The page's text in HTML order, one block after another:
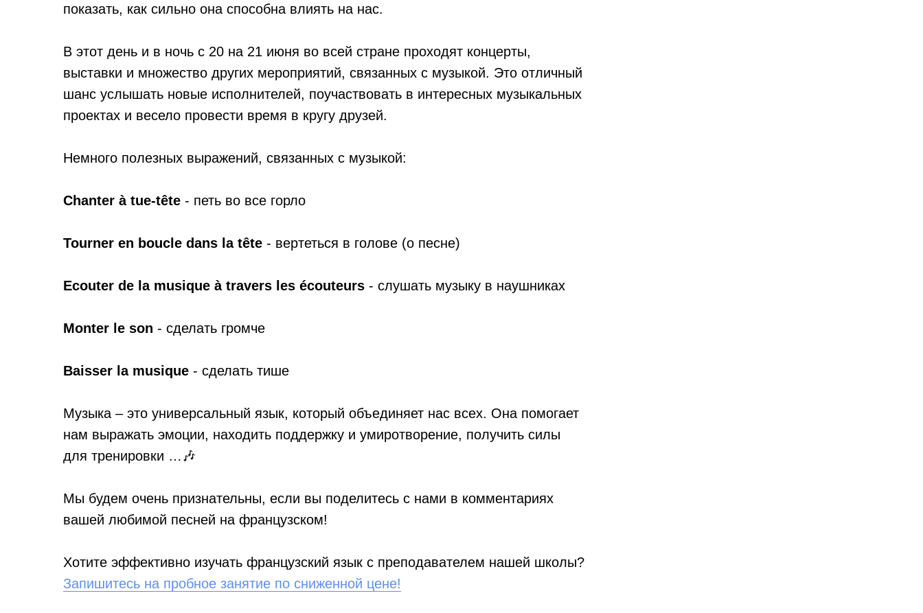
показать, как сильно она способна влиять на нас.
В этот день и в ночь с 20 на 21 июня во всей стране проходят концерты,
выставки и множество других мероприятий, связанных с музыкой. Это отличный
шанс услышать новые исполнителей, поучаствовать в интересных музыкальных
проектах и весело провести время в кругу друзей.
Немного полезных выражений, связанных с музыкой:
Chanter à tue-tête - петь во все горло
Tourner en boucle dans la tête - вертеться в голове (о песне)
Ecouter de la musique à travers les écouteurs - слушать музыку в наушниках
Monter le son - сделать громче
Baisser la musique - сделать тише
Музыка – это универсальный язык, который объединяет нас всех. Она помогает
нам выражать эмоции, находить поддержку и умиротворение, получить силы
для тренировки …🎶
Мы будем очень признательны, если вы поделитесь с нами в комментариях
вашей любимой песней на французском!
Хотите эффективно изучать французский язык с преподавателем нашей школы?
Запишитесь на пробное занятие по сниженной цене!